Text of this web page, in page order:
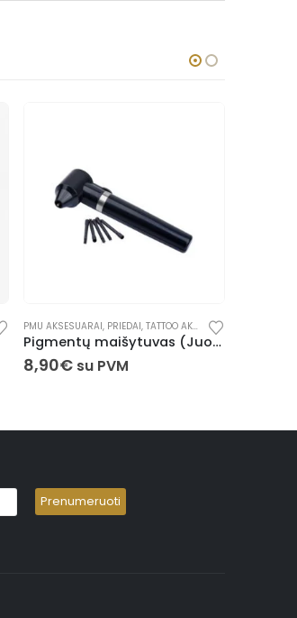
PMU AKSESUARAI, PRIEDAI
Silikonas praktikai (akims – antakiams)
4,90€ su PVM